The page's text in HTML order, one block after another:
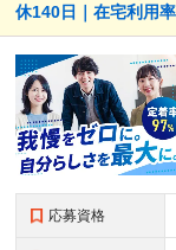
休140日｜在宅利用
応募資格